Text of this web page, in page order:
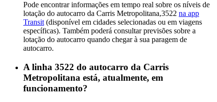
Pode encontrar informações em tempo real sobre os níveis de
lotação do autocarro da Carris Metropolitana,3522 na app
Transit (disponível em cidades selecionadas ou em viagens
específicas). Também poderá consultar previsões sobre a
lotação do autocarro quando chegar à sua paragem de
autocarro.
A linha 3522 do autocarro da Carris
Metropolitana está, atualmente, em
funcionamento?